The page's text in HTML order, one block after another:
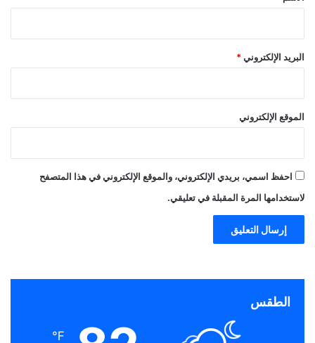
البريد الإلكتروني *
الموقع الإلكتروني
احفظ اسمي، بريدي الإلكتروني، والموقع الإلكتروني في هذا المتصفح
لاستخدامها المرة المقبلة في تعليقي.
الطقس
℉